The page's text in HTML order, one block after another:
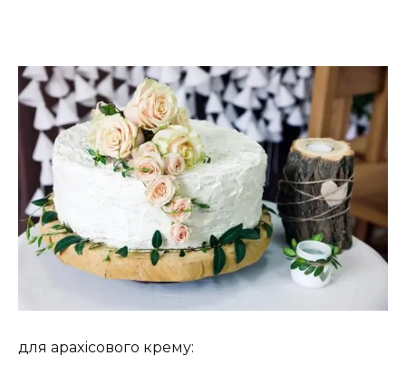
для арахісового крему: